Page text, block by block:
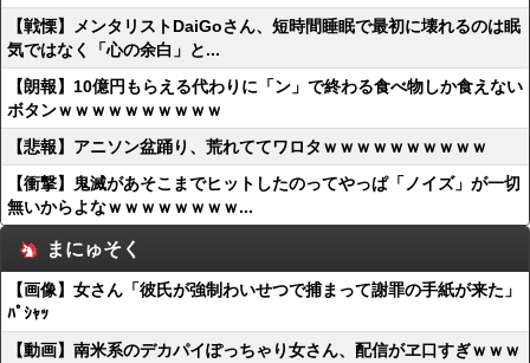
【戦慄】メンタリストDaiGoさん、短時間睡眠で最初に壊れるのは眠
気ではなく「心の余白」と...
【朗報】10億円もらえる代わりに「ン」で終わる食べ物しか食えない
ボタンｗｗｗｗｗｗｗｗｗｗ
【悲報】アニソン盆踊り、荒れててワロタｗｗｗｗｗｗｗｗｗｗ
【衝撃】鬼滅があそこまでヒットしたのってやっぱ「ノイズ」が一切
無いからよなｗｗｗｗｗｗｗｗ...
まにゅそく
【画像】女さん「彼氏が強制わいせつで捕まって謝罪の手紙が来た」
ﾊﾟｼｬｯ
【動画】南米系のデカパイぽっちゃり女さん、配信がヱ口すぎｗｗｗ